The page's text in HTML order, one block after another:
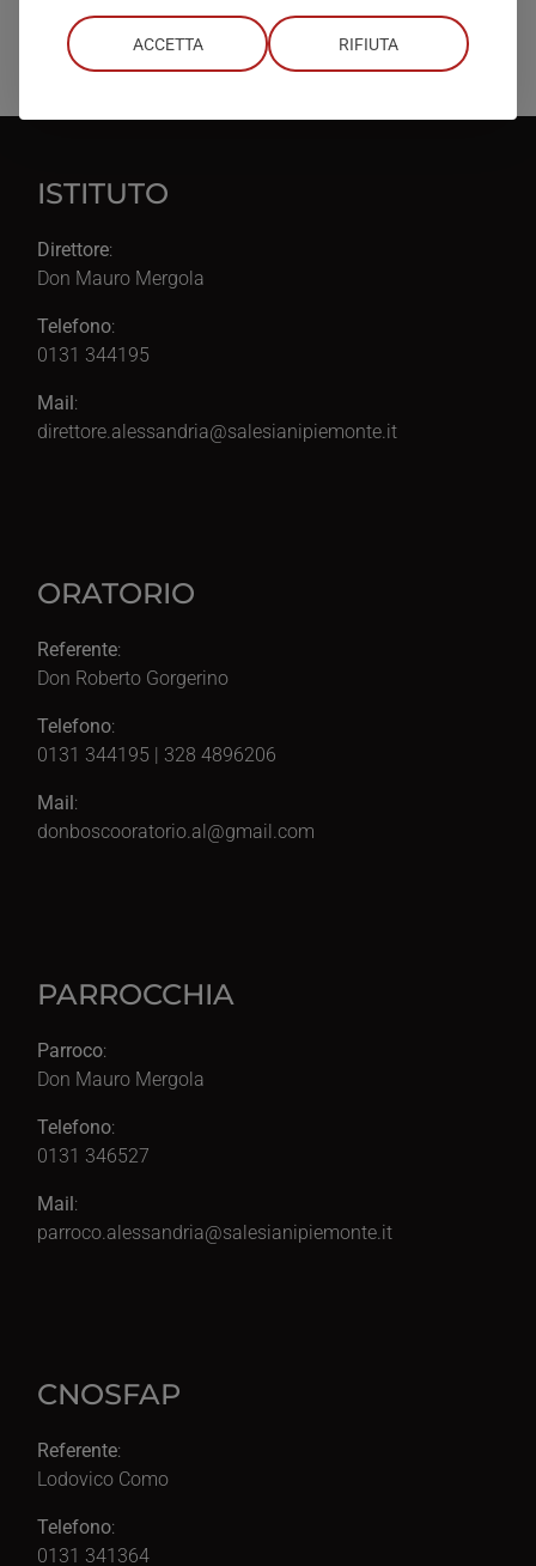
ISTITUTO
Direttore:
Don Mauro Mergola
Telefono:
0131 344195
Mail:
direttore.alessandria@salesianipiemonte.it
ORATORIO
Referente:
Don Roberto Gorgerino
Telefono:
0131 344195 | 328 4896206
Mail:
donboscooratorio.al@gmail.com
PARROCCHIA
Parroco:
Don Mauro Mergola
Telefono:
0131 346527
Mail:
parroco.alessandria@salesianipiemonte.it
CNOSFAP
Referente:
Lodovico Como
Telefono:
0131 341364
ACCETTA RIFIUTA